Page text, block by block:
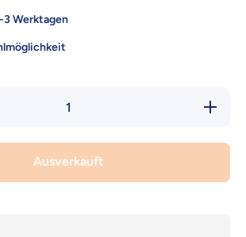
3 Werktagen
Erhöhe
Menge
Tug
Ausverkauft